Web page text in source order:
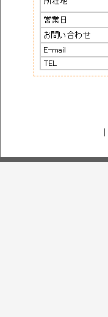
｜